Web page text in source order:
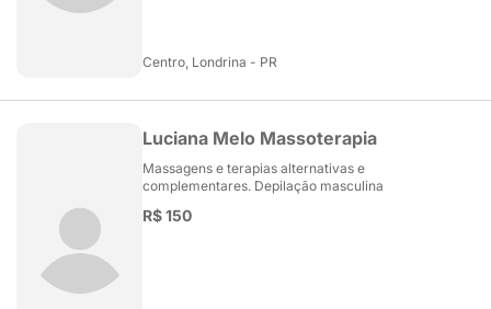
Centro, Londrina - PR
Luciana Melo Massoterapia
Massagens e terapias alternativas e
complementares. Depilação masculina
R$ 150